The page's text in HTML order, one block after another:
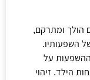
הולך ומתרקם,
השפעותיו.
ההשפעות על
הילד. זיהוי